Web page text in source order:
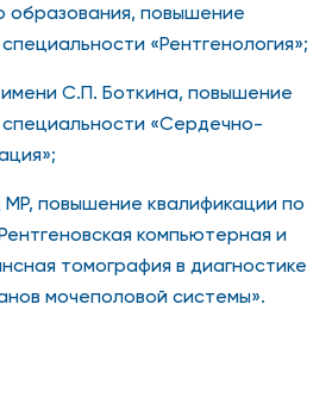
образования, повышение
«Рентгенология»;
имени С.П. Боткина, повышение
«Сердечно-
МР, повышение квалификации по
компьютерная и
томография в диагностике
мочеполовой системы».